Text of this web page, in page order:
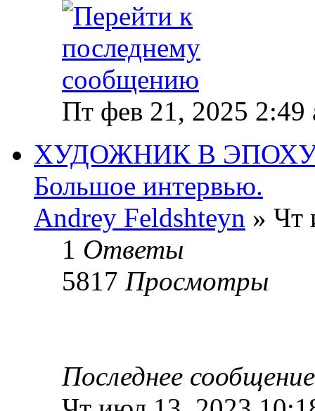
Пт фев 21, 2025 2:49
ХУДОЖНИК В
Большое интервью.
Andrey Feldshteyn » Чт
1 Ответы
5817 Просмотры
Последнее